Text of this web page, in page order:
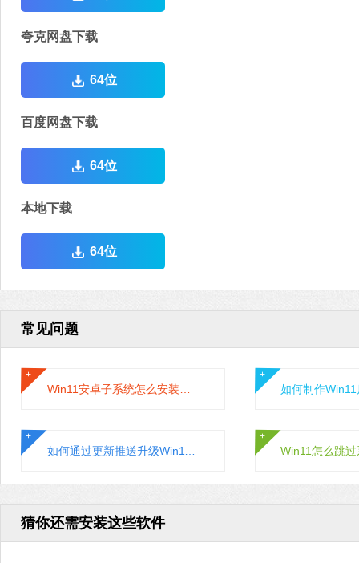
夸克网盘下载
64位
百度网盘下载
64位
本地下载
64位
常见问题
猜你还需安装这些软件